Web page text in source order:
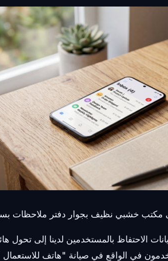
خشبي نظيف بجوار دفتر ملاحظات
الاحتفاظ بالمستخدمين لدينا إلى تحول
في الواقع في صيانة "هاتف للاستعمال